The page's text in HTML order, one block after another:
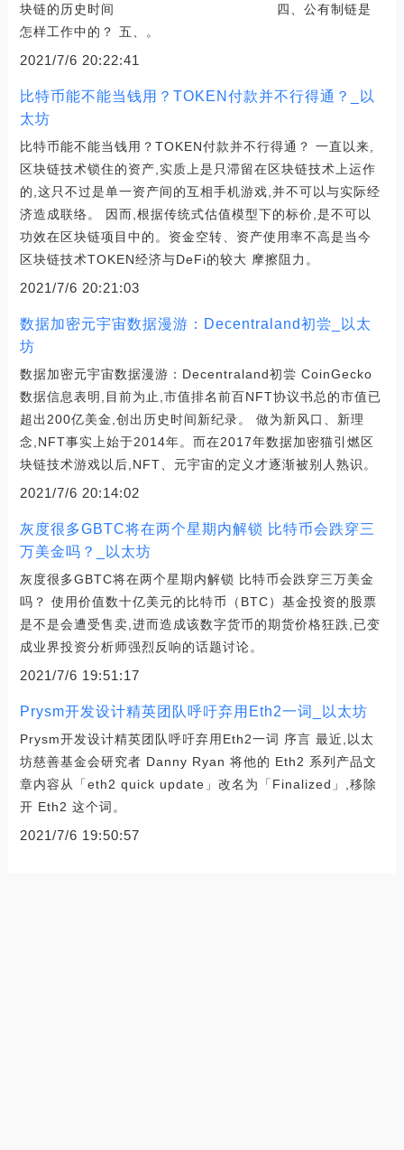
块链的历史时间 四、公有制链是
怎样工作中的？ 五、。
2021/7/6 20:22:41
比特币能不能当钱用？TOKEN付款并不行得通？_以
太坊
比特币能不能当钱用？TOKEN付款并不行得通？ 一直以来,
区块链技术锁住的资产,实质上是只滞留在区块链技术上运作
的,这只不过是单一资产间的互相手机游戏,并不可以与实际经
济造成联络。 因而,根据传统式估值模型下的标价,是不可以
功效在区块链项目中的。资金空转、资产使用率不高是当今
区块链技术TOKEN经济与DeFi的较大 摩擦阻力。
2021/7/6 20:21:03
数据加密元宇宙数据漫游：Decentraland初尝_以太
坊
数据加密元宇宙数据漫游：Decentraland初尝 CoinGecko
数据信息表明,目前为止,市值排名前百NFT协议书总的市值已
超出200亿美金,创出历史时间新纪录。 做为新风口、新理
念,NFT事实上始于2014年。而在2017年数据加密猫引燃区
块链技术游戏以后,NFT、元宇宙的定义才逐渐被别人熟识。
2021/7/6 20:14:02
灰度很多GBTC将在两个星期内解锁 比特币会跌穿三
万美金吗？_以太坊
灰度很多GBTC将在两个星期内解锁 比特币会跌穿三万美金
吗？ 使用价值数十亿美元的比特币（BTC）基金投资的股票
是不是会遭受售卖,进而造成该数字货币的期货价格狂跌,已变
成业界投资分析师强烈反响的话题讨论。
2021/7/6 19:51:17
Prysm开发设计精英团队呼吁弃用Eth2一词_以太坊
Prysm开发设计精英团队呼吁弃用Eth2一词 序言 最近,以太
坊慈善基金会研究者 Danny Ryan 将他的 Eth2 系列产品文
章内容从「eth2 quick update」改名为「Finalized」,移除
开 Eth2 这个词。
2021/7/6 19:50:57